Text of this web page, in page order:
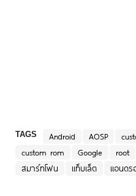
TAGS Android AOSP
custom rom
Google root
สมาร์ทโฟน
แท็บเล็ต แอนด